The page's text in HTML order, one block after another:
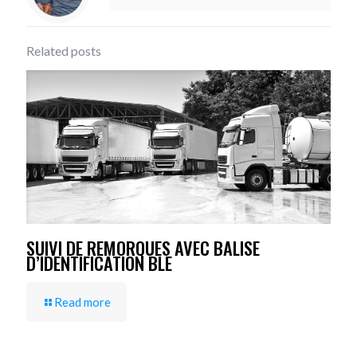
Related posts
SUIVI DE REMORQUES AVEC BALISE
D’IDENTIFICATION BLE
Read more